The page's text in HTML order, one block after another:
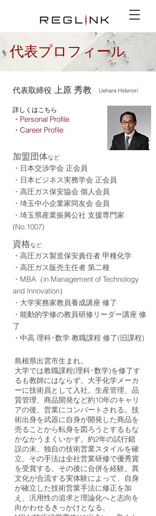
代表プロフィール
代表取締役 上原 秀教 Uehara Hidenori
​詳しくはこちら
・Personal Profile
・Career Profile
加盟団体など
・ 日本交渉学会 正会員
・日本ビジネス実務学会 正会員
​・ 高圧ガス保安協会 個人会員
・ 埼玉中小企業家同友会 会員
・埼玉県産業振興公社 支援専門家
(No.1007)
資格など
・ 高圧ガス製造保安責任者 甲種化学
・ 高圧ガス販売主任者 第二種
・ MBA（in Management of Technology
and Innovation）
​・大学実務家教員養成講座 修了
​・能動的学修の教員研修リーダー講座 修
了
・中高 理科･数学 教職課程 修了(旧課程)
島根県出雲市生まれ。
大学では教職課程(理科･数学)を修了す
るも教師にはならず。大手化学メーカ
ーに技術員として入社。生産管理、品
質管理、商品開発など約10年のキャリ
アの後、営業にコンバートされる。技
術出身を武器に自身が開発した商品を
売ることから転身を図ろうとするもな
かなかうまくいかず。約2年の試行錯
誤の末、独自の技術営業スタイルを確
立。その手法は全社営業研修で優秀賞
を受賞する。その後に合併を経験。異
文化が合流する実体験によって、自身
が確立した技術営業手法に修正を加
え、汎用性の追求と理論化へと志向を
向かわせるきっかけとなる。